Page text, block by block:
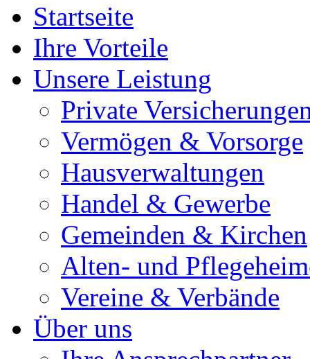
Startseite
Ihre Vorteile
Unsere Leistung
Private
Vermögen & Vorsorge
Hausverwaltungen
Handel & Gewerbe
Gemeinden & Kirchen
Alten- und
Vereine & Verbände
Über uns